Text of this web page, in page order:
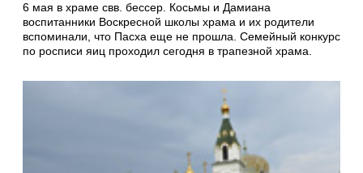
6 мая в храме свв. бессер. Косьмы и Дамиана
воспитанники Воскресной школы храма и их родители
вспоминали, что Пасха еще не прошла. Семейный конкурс
по росписи яиц проходил сегодня в трапезной храма.